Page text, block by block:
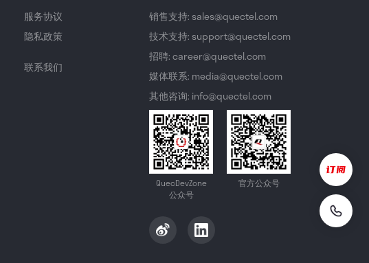
服务协议
隐私政策
联系我们
销售支持: sales@quectel.com
技术支持: support@quectel.com
招聘: career@quectel.com
媒体联系: media@quectel.com
其他咨询: info@quectel.com
QuecDevZone
公众号
官方公众号